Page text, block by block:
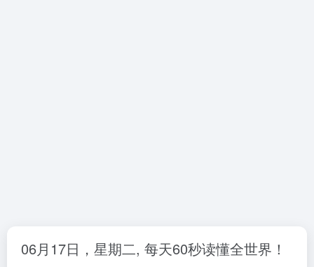
06月17日，星期二, 每天60秒读懂全世界！